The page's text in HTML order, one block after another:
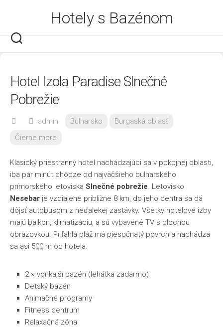
Hotely s Bazénom
Hotel Izola Paradise Slnečné
Pobrežie
admin Bulharsko
Burgaská oblasť
Čierne more
Klasický priestranný hotel nachádzajúci sa v pokojnej oblasti,
iba pár minút chôdze od najväčšieho bulharského
prímorského letoviska Slnečné pobrežie. Letovisko
Nesebar je vzdialené približne 8 km, do jeho centra sa dá
dôjsť autobusom z neďalekej zastávky. Všetky hotelové izby
majú balkón, klimatizáciu, a sú vybavené TV s plochou
obrazovkou. Priľahlá pláž má piesočnatý povrch a nachádza
sa asi 500 m od hotela.
2 × vonkajší bazén (lehátka zadarmo)
Detský bazén
Animačné programy
Fitness centrum
Relaxačná zóna